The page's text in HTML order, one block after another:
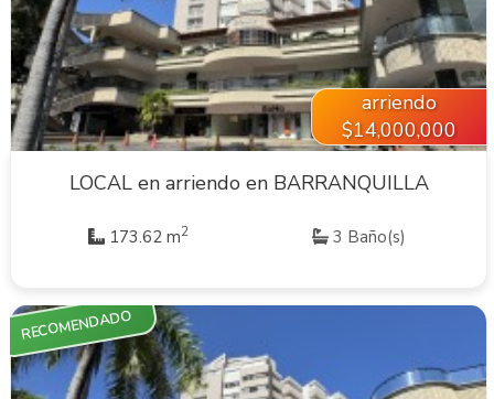
VER INMUEBLE
arriendo
$14,000,000
LOCAL en arriendo en BARRANQUILLA
173.62 m2 3 Baño(s)
RECOMENDADO